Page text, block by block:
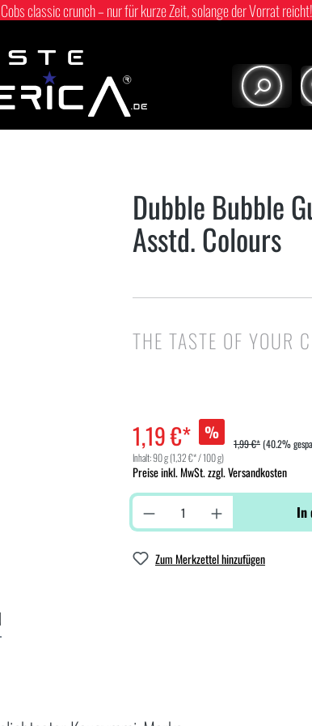
classic crunch – nur für kurze Zeit, solange der Vorrat
Dubble Bubble
Asstd. Colours
THE TASTE OF YOUR
1,19 €* %
1,99 €*(40.2%
Inhalt:90 g(1,32 €* / 100 g)
Preise inkl. MwSt. zzgl. Versandkosten
In
Zum Merkzettel hinzufügen